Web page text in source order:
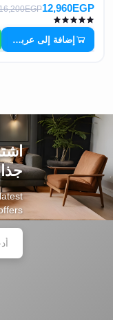
12,960EGP
إضافة إلى عربة التسوق